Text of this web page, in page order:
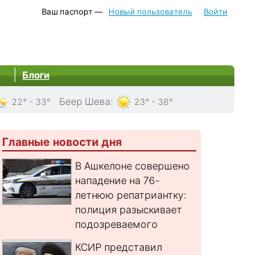
Ваш паспорт — Новый пользователь Войти
Блоги
22° - 33° Беер Шева: 23° - 38°
Главные новости дня
В Ашкелоне совершено
нападение на 76-
летнюю репатриантку:
полиция разыскивает
подозреваемого
КСИР представил